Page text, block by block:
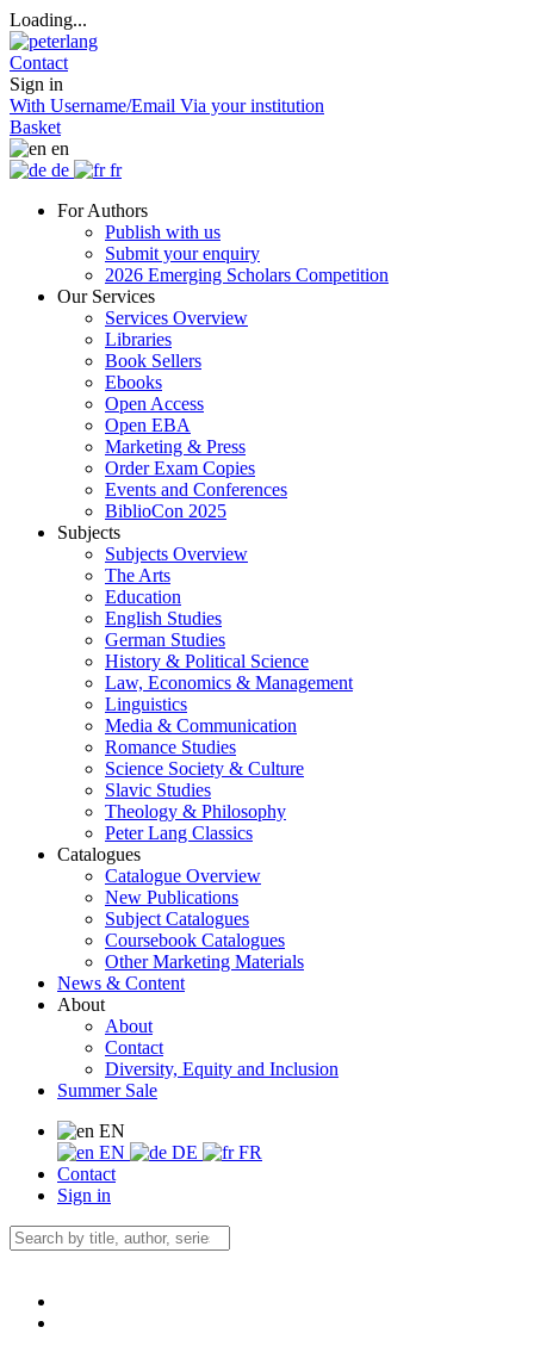
Loading...
Contact
Sign in
With Username/Email Via your institution
Basket
en
de
fr
For Authors
Publish with us
Submit your enquiry
2026 Emerging Scholars Competition
Our Services
Services Overview
Libraries
Book Sellers
Ebooks
Open Access
Open EBA
Marketing & Press
Order Exam Copies
Events and Conferences
BiblioCon 2025
Subjects
Subjects Overview
The Arts
Education
English Studies
German Studies
History & Political Science
Law, Economics & Management
Linguistics
Media & Communication
Romance Studies
Science Society & Culture
Slavic Studies
Theology & Philosophy
Peter Lang Classics
Catalogues
Catalogue Overview
New Publications
Subject Catalogues
Coursebook Catalogues
Other Marketing Materials
News & Content
About
About
Contact
Diversity, Equity and Inclusion
Summer Sale
EN
EN
DE
FR
Contact
Sign in